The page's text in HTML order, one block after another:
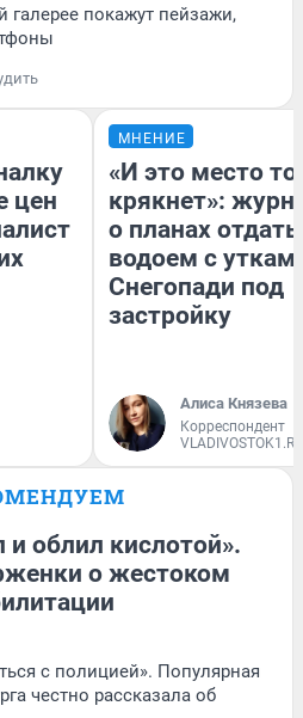
галерее покажут пейзажи,
цен
МНЕНИЕ
«И это место
крякнет»:
о планах отдать
водоем с
Снегопади под
застройку
Алиса Князева
Корреспондент
VLADIVOSTOK1.RU
и облил кислотой».
о жестоком
с полицией». Популярная
честно рассказала об